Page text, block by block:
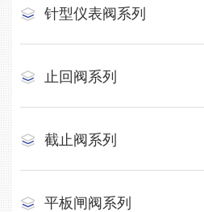
针型仪表阀系列
止回阀系列
截止阀系列
平板闸阀系列